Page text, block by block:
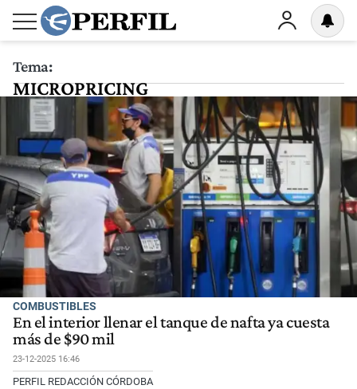
Tema:
MICROPRICING
COMBUSTIBLES
En el interior llenar el tanque de nafta ya cuesta
más de $90 mil
23-12-2025 16:46
PERFIL REDACCIÓN CÓRDOBA